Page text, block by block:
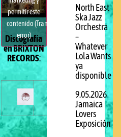
permitir este
contenido (Translation
error)
Discografía
en BRIXTON
RECORDS:
North East
Ska Jazz
Orchestra
–
Whatever
Lola Wants
ya
disponible
9.05.2026
Jamaica
Lovers
Exposición